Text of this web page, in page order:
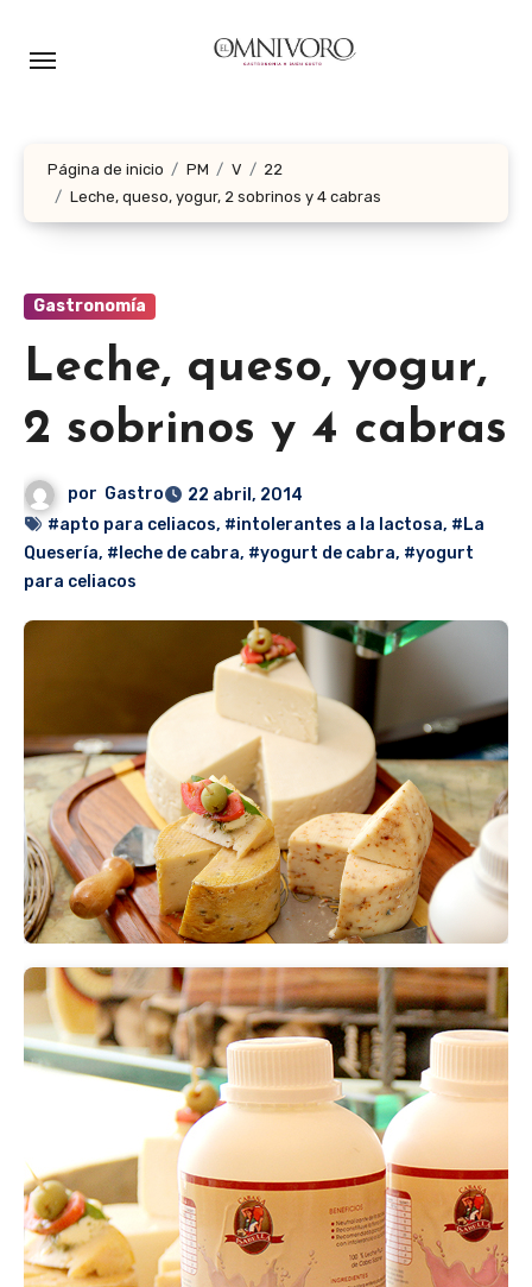
Página de inicio PM V
22
Leche, queso, yogur, 2 sobrinos y 4 cabras
Gastronomía
Leche, queso, yogur,
2 sobrinos y 4 cabras
por Gastro
22 abril, 2014
#apto para celiacos, #intolerantes a la lactosa, #La
Quesería, #leche de cabra, #yogurt de cabra, #yogurt
para celiacos